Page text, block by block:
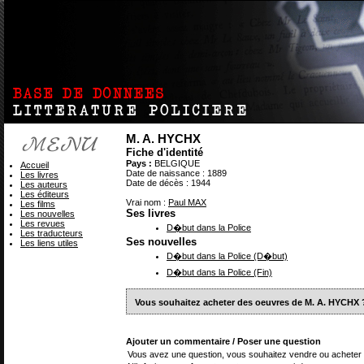
M. A. HYCHX
Fiche d'identité
Pays : BELGIQUE
Date de naissance : 1889
Date de décès : 1944
Vrai nom : Paul MAX
Ses livres
D�but dans la Police
Ses nouvelles
D�but dans la Police (D�but)
D�but dans la Police (Fin)
Vous souhaitez acheter des oeuvres de M. A. HYCHX
Ajouter un commentaire / Poser une question
Vous avez une question, vous souhaitez vendre ou
Accueil
Les livres
Les auteurs
Les éditeurs
Les films
Les nouvelles
Les revues
Les traducteurs
Les liens utiles